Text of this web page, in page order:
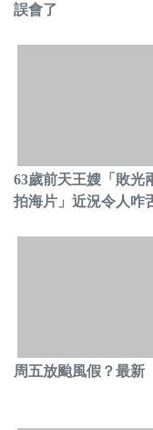
誤會了
63歲前天王嫂「敗光
拍海片」近況令人咋
周五放颱風假？最